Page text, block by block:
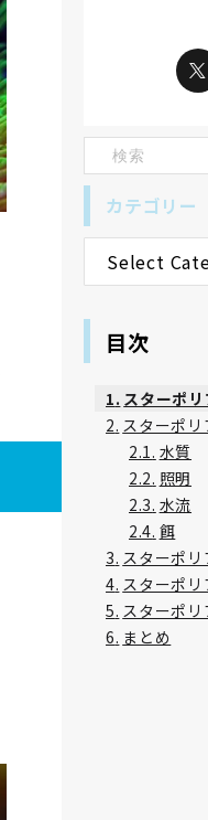
カテゴリー
目次
スターポ
スターポ
水質
照明
水流
餌
スターポ
スターポ
スターポ
まとめ